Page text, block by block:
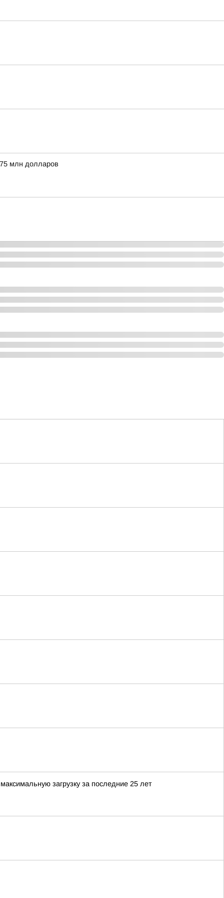
млн долларов
загрузку за последние 25 лет